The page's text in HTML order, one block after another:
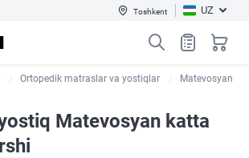
Toshkent UZ
Ortopedik matraslar va yostiqlar Matevosyan
Matevosyan katta